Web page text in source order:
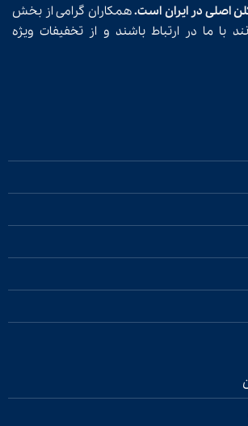
اصلی در ایران است.همکاران گرامی از بخش
با ما در ارتباط باشند و از تخفیفات ویژه